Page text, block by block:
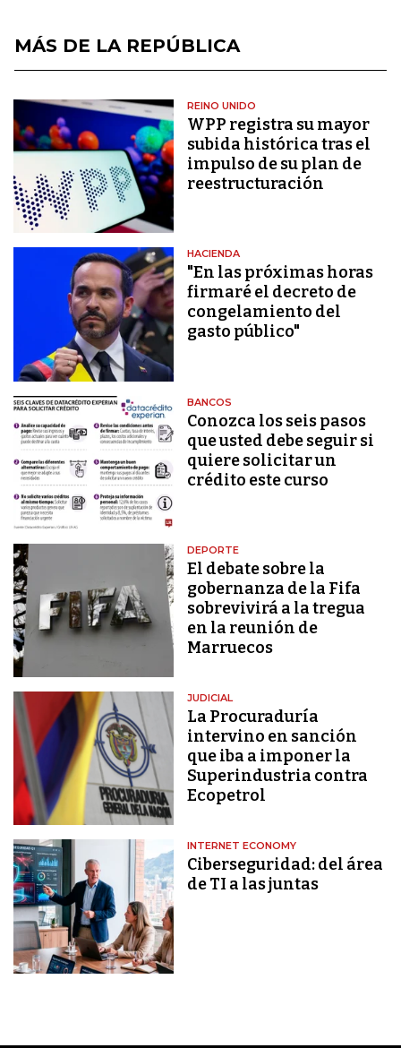
MÁS DE LA REPÚBLICA
REINO UNIDO
WPP registra su mayor
subida histórica tras el
impulso de su plan de
reestructuración
HACIENDA
"En las próximas horas
firmaré el decreto de
congelamiento del
gasto público"
BANCOS
Conozca los seis pasos
que usted debe seguir si
quiere solicitar un
crédito este curso
DEPORTE
El debate sobre la
gobernanza de la Fifa
sobrevivirá a la tregua
en la reunión de
Marruecos
JUDICIAL
La Procuraduría
intervino en sanción
que iba a imponer la
Superindustria contra
Ecopetrol
INTERNET ECONOMY
Ciberseguridad: del área
de TI a las juntas